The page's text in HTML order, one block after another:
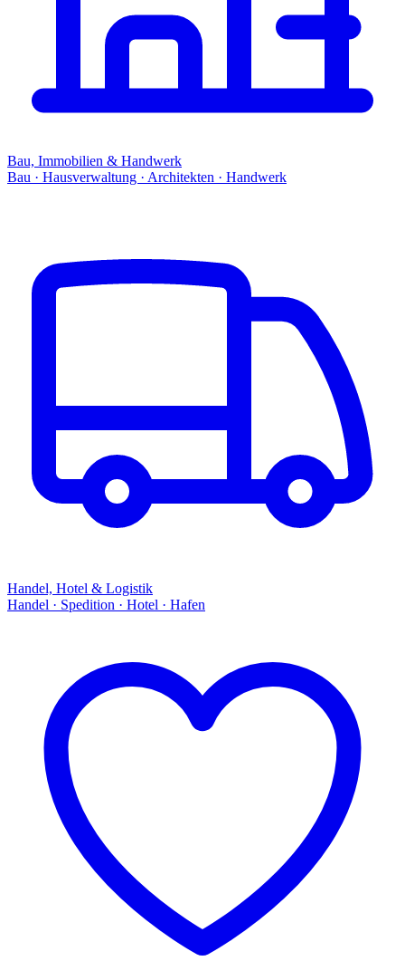
Bau, Immobilien & Handwerk
Bau · Hausverwaltung · Architekten · Handwerk
Handel, Hotel & Logistik
Handel · Spedition · Hotel · Hafen